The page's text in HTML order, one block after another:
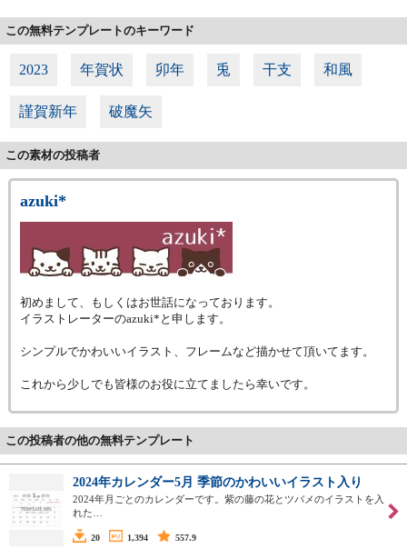
この無料テンプレートのキーワード
2023 年賀状 卯年 兎 干支 和風
謹賀新年 破魔矢
この素材の投稿者
azuki*
初めまして、もしくはお世話になっております。
イラストレーターのazuki*と申します。
シンプルでかわいいイラスト、フレームなど描かせて頂いてます。
これから少しでも皆様のお役に立てましたら幸いです。
この投稿者の他の無料テンプレート
2024年カレンダー5月 季節のかわいいイラスト入り
2024年月ごとのカレンダーです。紫の藤の花とツバメのイラストを入
れた…
20 1,394 557.9